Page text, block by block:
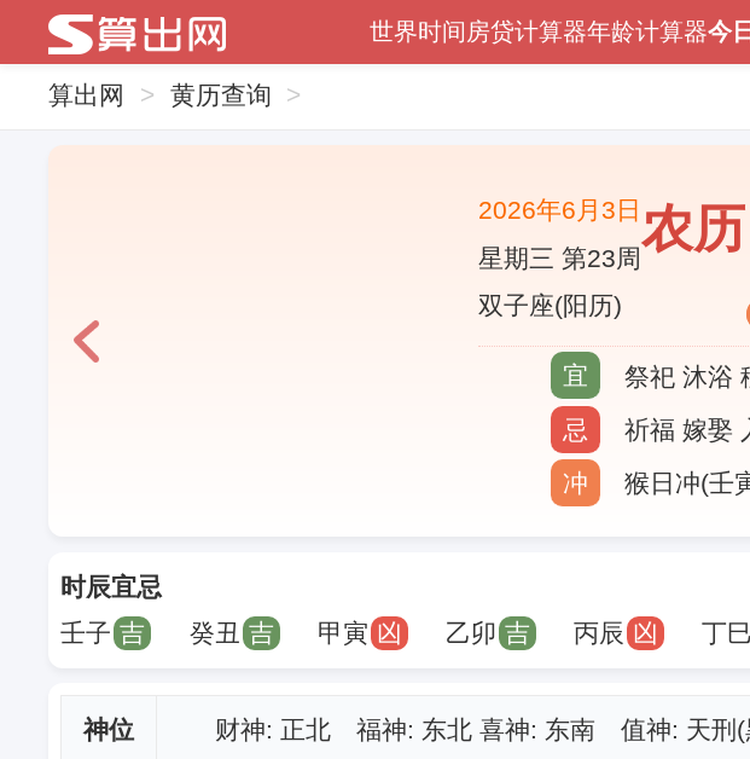
世界时间 房贷计算器年龄计算器今
算出网 > 黄历查询 >
2026年6月3日
星期三 第23周
双子座(阳历)
农
宜
祭祀 沐浴
忌
祈福 嫁娶
冲
猴日冲(壬
时辰宜忌
壬子 吉 癸丑 吉 甲寅 凶 乙卯 吉 丙辰 凶 丁巳
神位 财神: 正北 福神: 东北 喜神: 东南 值神: 天刑(